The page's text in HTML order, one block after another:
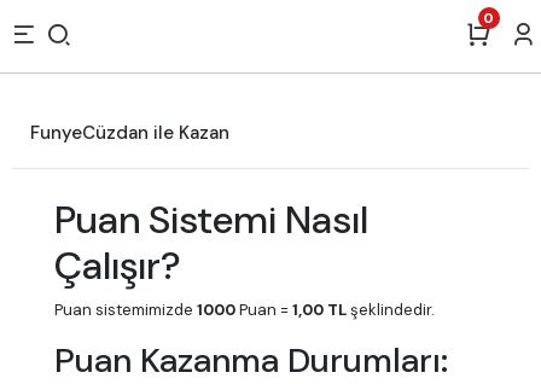
0
FunyeCüzdan ile Kazan
Puan Sistemi Nasıl
Çalışır?
Puan sistemimizde 1000Puan =1,00 TLşeklindedir.
Puan Kazanma Durumları: